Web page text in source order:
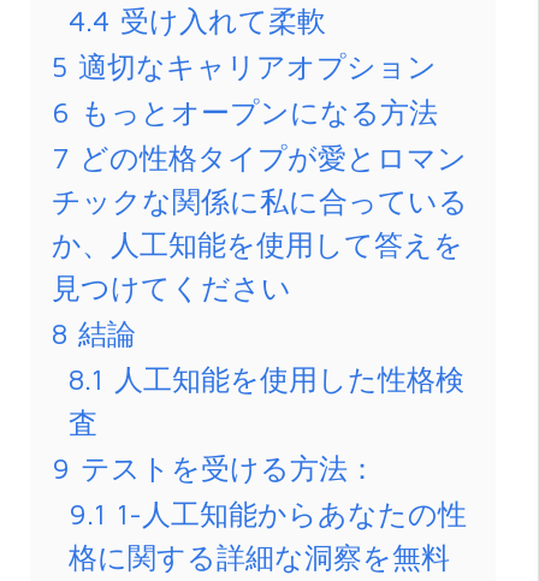
4.4 受け入れて柔軟
5 適切なキャリアオプション
6 もっとオープンになる方法
7 どの性格タイプが愛とロマン
チックな関係に私に合っている
か、人工知能を使用して答えを
見つけてください
8 結論
8.1
人工知能を使用した性格検
査
9 テストを受ける方法：
9.1 1-人工知能からあなたの性
格に関する詳細な洞察を無料